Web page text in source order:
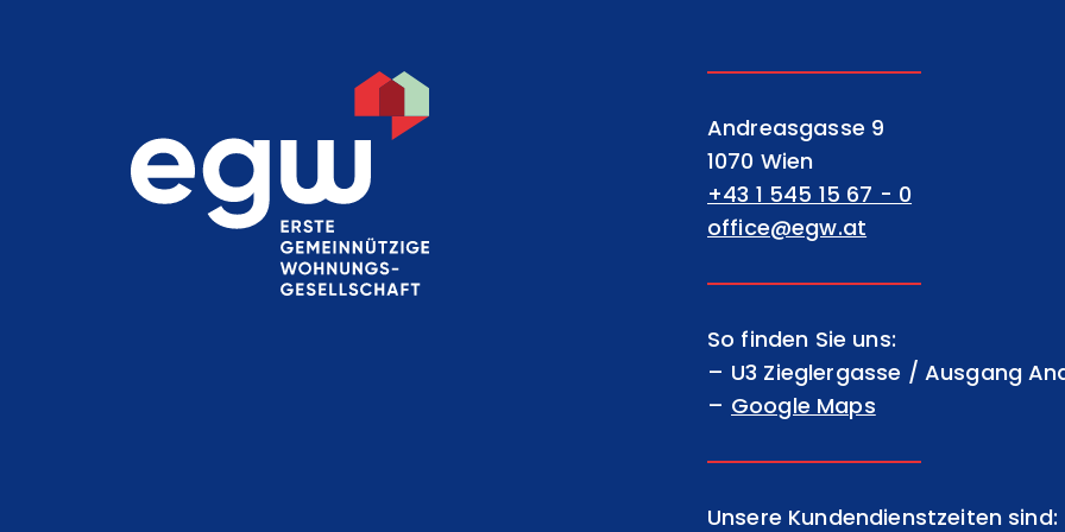
EGW Erste gemeinnützige
Andreasgasse 9
1070 Wien
+43 1 545 15 67 - 0
office@egw.at
So finden Sie uns:
U3 Zieglergasse / Ausgang
Google Maps
Unsere Kundendienstzeiten sind: